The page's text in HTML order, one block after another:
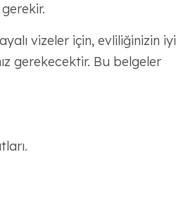
vizeler için, evliliğinizin iyi
gerekecektir. Bu belgeler